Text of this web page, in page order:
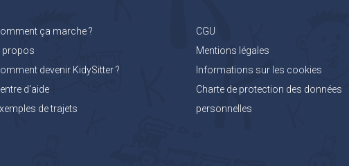
ça marche ?
propos
devenir KidySitter ?
d'aide
de trajets
CGU
Mentions légales
Informations sur les cookies
Charte de protection des données
personnelles